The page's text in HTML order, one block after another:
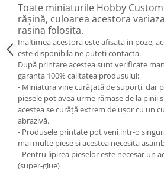
Toate miniaturile Hobby
rășină, culoarea acestora
rasina folosita.
Inaltimea acestora este afisata in poze,
este disponibila ne puteti contacta.
După printare acestea sunt verificate
garanta 100% calitatea produsului:
- Miniatura vine curățată de suporți, dar
piesele pot avea urme rămase de la pinii
acestea se curăță extrem de ușor cu un
abrazivă.
- Produsele printate pot veni intr-o
mai multe piese si acestea necesita
- Pentru lipirea pieselor este necesar un
(super-glue)